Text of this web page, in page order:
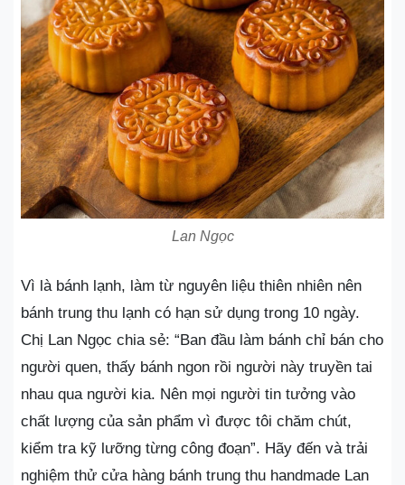
Lan Ngọc
Vì là bánh lạnh, làm từ nguyên liệu thiên nhiên nên
bánh trung thu lạnh có hạn sử dụng trong 10 ngày.
Chị Lan Ngọc chia sẻ: “Ban đầu làm bánh chỉ bán cho
người quen, thấy bánh ngon rồi người này truyền tai
nhau qua người kia. Nên mọi người tin tưởng vào
chất lượng của sản phẩm vì được tôi chăm chút,
kiểm tra kỹ lưỡng từng công đoạn”. Hãy đến và trải
nghiệm thử cửa hàng bánh trung thu handmade Lan